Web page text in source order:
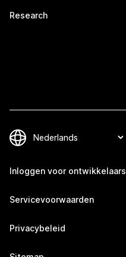
Research
Inloggen voor ontwikkelaars
Servicevoorwaarden
Privacybeleid